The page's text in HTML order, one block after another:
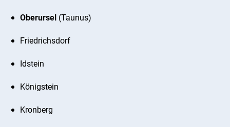
Oberursel (Taunus)
Friedrichsdorf
Idstein
Königstein
Kronberg